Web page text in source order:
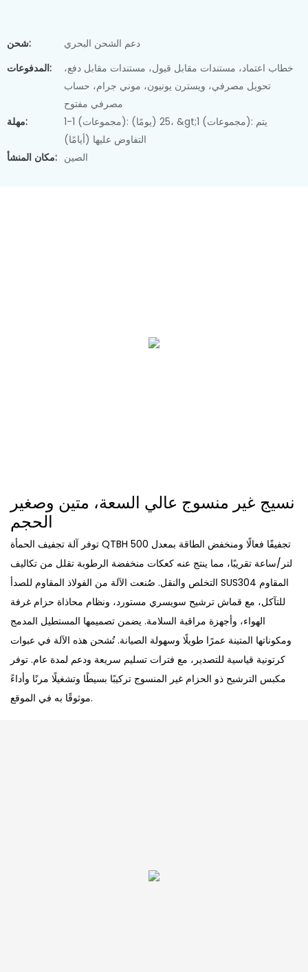
شحن:
دعم الشحن البحري
المدفوعات:
خطاب اعتماد، مستندات مقابل قبول، مستندات مقابل دفع،
تحويل مصرفي، ويسترن يونيون، موني جرام، حساب
مصرفي مفتوح
مهلة:
1-1 (مجموعات): 25 (يومًا)، &gt;1 (مجموعات): يتم
التفاوض عليها (أيامًا)
مكان المنشأ: الصين
نسيج غير منسوج عالي السعة، متين وصغير
الحجم
توفر آلة تجفيف الحمأة QTBH تجفيفًا فعالًا ومنخفض الطاقة بمعدل 500
لتر/ساعة تقريبًا، مما ينتج عنه كعكات منخفضة الرطوبة تقلل من تكاليف
التخلص والنقل. صُنعت الآلة من الفولاذ المقاوم للصدأ SUS304 المقاوم
للتآكل، مع قماش ترشيح سويسري مستورد، ونظام محاذاة حزام غرفة
الهواء، وأجهزة مراقبة السلامة. يضمن تصميمها المستطيل المدمج
ومكوناتها المتينة عمرًا طويلًا وسهولة الصيانة. تُشحن هذه الآلة في عبوات
كرتونية قياسية للتصدير، مع فترات تسليم سريعة ودعم لمدة عام. توفر
مكبس الترشيح ذو الحزام غير المنسوج تركيبًا بسيطًا وتشغيلًا مرنًا وأداءً
موثوقًا به في الموقع.